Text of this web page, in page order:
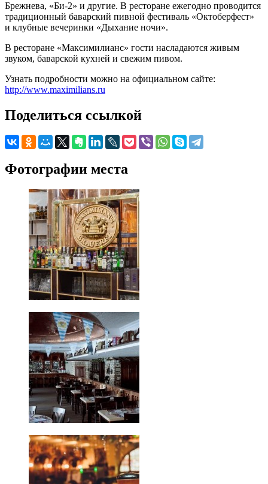
Брежнева, «Би-2» и другие. В ресторане ежегодно проводится
традиционный баварский пивной фестиваль «Октоберфест»
и клубные вечеринки «Дыхание ночи».
В ресторане «Максимилианс» гости насладаются живым
звуком, баварской кухней и свежим пивом.
Узнать подробности можно на официальном сайте:
http://www.maximilians.ru
Поделиться ссылкой
Фотографии места